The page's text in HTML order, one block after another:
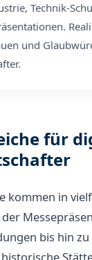
Technik-
und
für
kommen in
der
bis hin